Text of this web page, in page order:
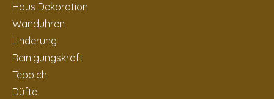
Haus Dekoration
Wanduhren
Linderung
Reinigungskraft
Teppich
Düfte